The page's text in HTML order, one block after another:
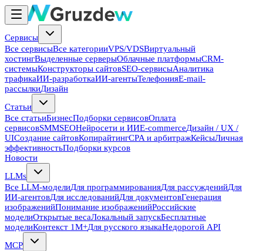
Сервисы
Все сервисыВсе категорииVPS/VDSВиртуальный
хостингВыделенные серверыОблачные платформыCRM-
системыКонструкторы сайтовSEO-сервисыАналитика
трафикаИИ-разработкаИИ-агентыТелефонияE-mail-
рассылкиДизайн
Статьи
Все статьиБизнесПодборки сервисовОплата
сервисовSMMSEOНейросети и ИИE-commerceДизайн / UX /
UIСоздание сайтовКопирайтингCPA и арбитражКейсыЛичная
эффективностьПодборки курсов
Новости
LLMs
Все LLM-моделиДля программированияДля рассужденийДля
ИИ-агентовДля исследованийДля документовГенерация
изображенийПонимание изображенийРоссийские
моделиОткрытые весаЛокальный запускБесплатные
моделиКонтекст 1M+Для русского языкаНедорогой API
MCP